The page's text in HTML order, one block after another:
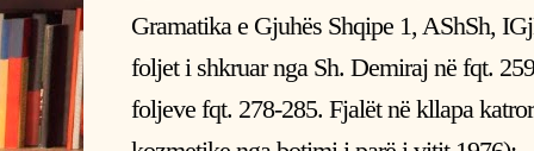
Gramatika e Gjuhës Shqipe 1, AShSh,
foljet i shkruar nga Sh. Demiraj në fqt.
foljeve fqt. 278-285. Fjalët në kllapa